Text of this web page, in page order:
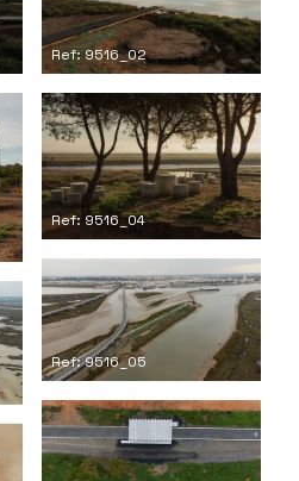
Ref: 9516_02
Ref: 9516_04
Ref: 9516_05